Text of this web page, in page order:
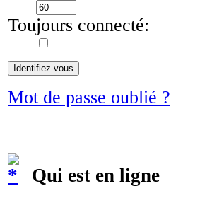
Toujours connecté:
Mot de passe oublié ?
Qui est en ligne